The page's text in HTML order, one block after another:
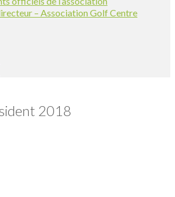
– Association Golf Centre
2018